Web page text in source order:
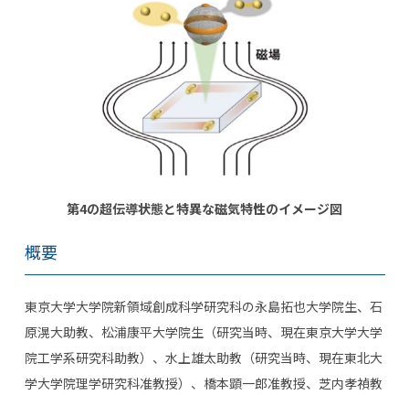
第4の超伝導状態と特異な磁気特性のイメージ図
概要
東京大学大学院新領域創成科学研究科の永島拓也大学院生、石
原滉大助教、松浦康平大学院生（研究当時、現在東京大学大学
院工学系研究科助教）、水上雄太助教（研究当時、現在東北大
学大学院理学研究科准教授）、橋本顕一郎准教授、芝内孝禎教